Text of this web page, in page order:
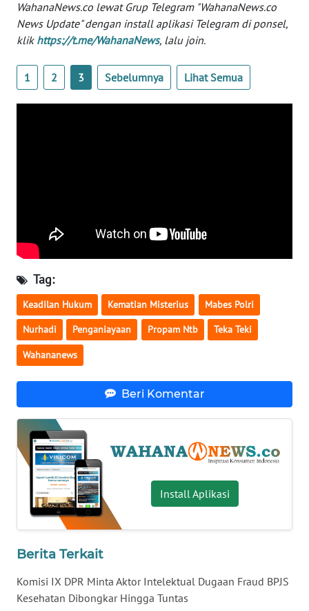
WahanaNews.co lewat Grup Telegram "WahanaNews.co
News Update" dengan install aplikasi Telegram di ponsel,
klik https://t.me/WahanaNews, lalu join.
1 2 3 Sebelumnya Lihat Semua
Tag:
Keadilan Hukum Kematian Misterius Mabes Polri
Nurhadi Penganiayaan Propam Ntb Teka Teki
Wahananews
Beri Komentar
Install Aplikasi
Berita Terkait
Komisi IX DPR Minta Aktor Intelektual Dugaan Fraud BPJS
Kesehatan Dibongkar Hingga Tuntas
WN
BANTEN
NTT
WN
BARAT
WN
RIAU
WN
SERAMBI
SULTRA
WN
NTB
WN
WN
SULBAR